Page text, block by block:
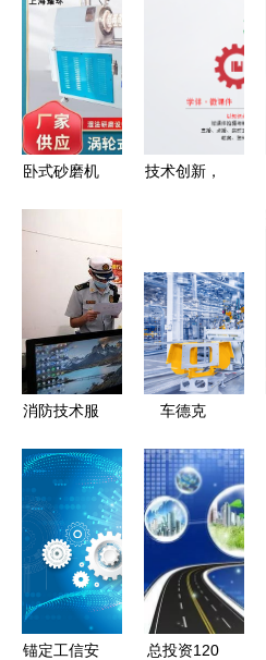
卧式砂磨机
评估与技术
服务体系深
度解析
技术创新，
伴软件
Tower教育
大会三日展
技术服务综
述
消防技术服
检查 为生
命安全“把
脉问诊”
车德克
品牌所属国
家及技术服
务解析
锚定工信安
总投资120